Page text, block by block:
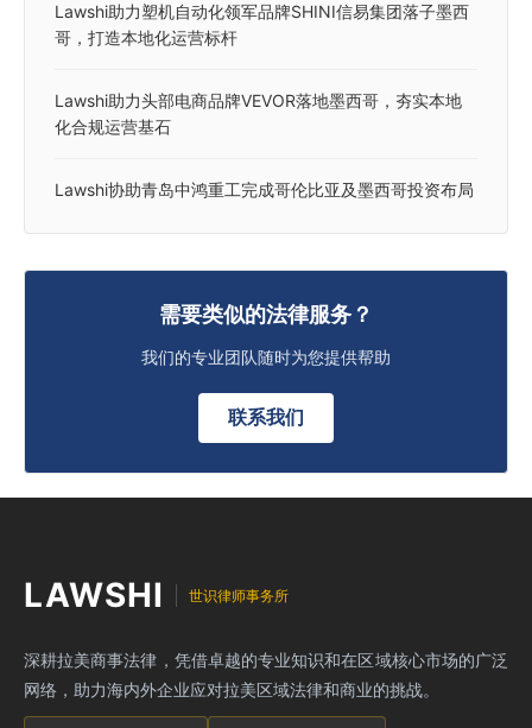
Lawshi助力塑机自动化领军品牌SHINI信易集团落子墨西
哥，打造本地化运营标杆
Lawshi助力头部电商品牌VEVOR落地墨西哥，夯实本地
化合规运营基石
Lawshi协助青岛中鸿重工完成哥伦比亚及墨西哥投资布局
需要类似的法律服务？
我们的专业团队随时为您提供帮助
联系我们
LAWSHI 世识律师事务所
深耕拉美商事法律，凭借卓越的专业知识和在区域核心市场的广泛
网络，助力海内外企业应对拉美区域法律和商业的挑战。